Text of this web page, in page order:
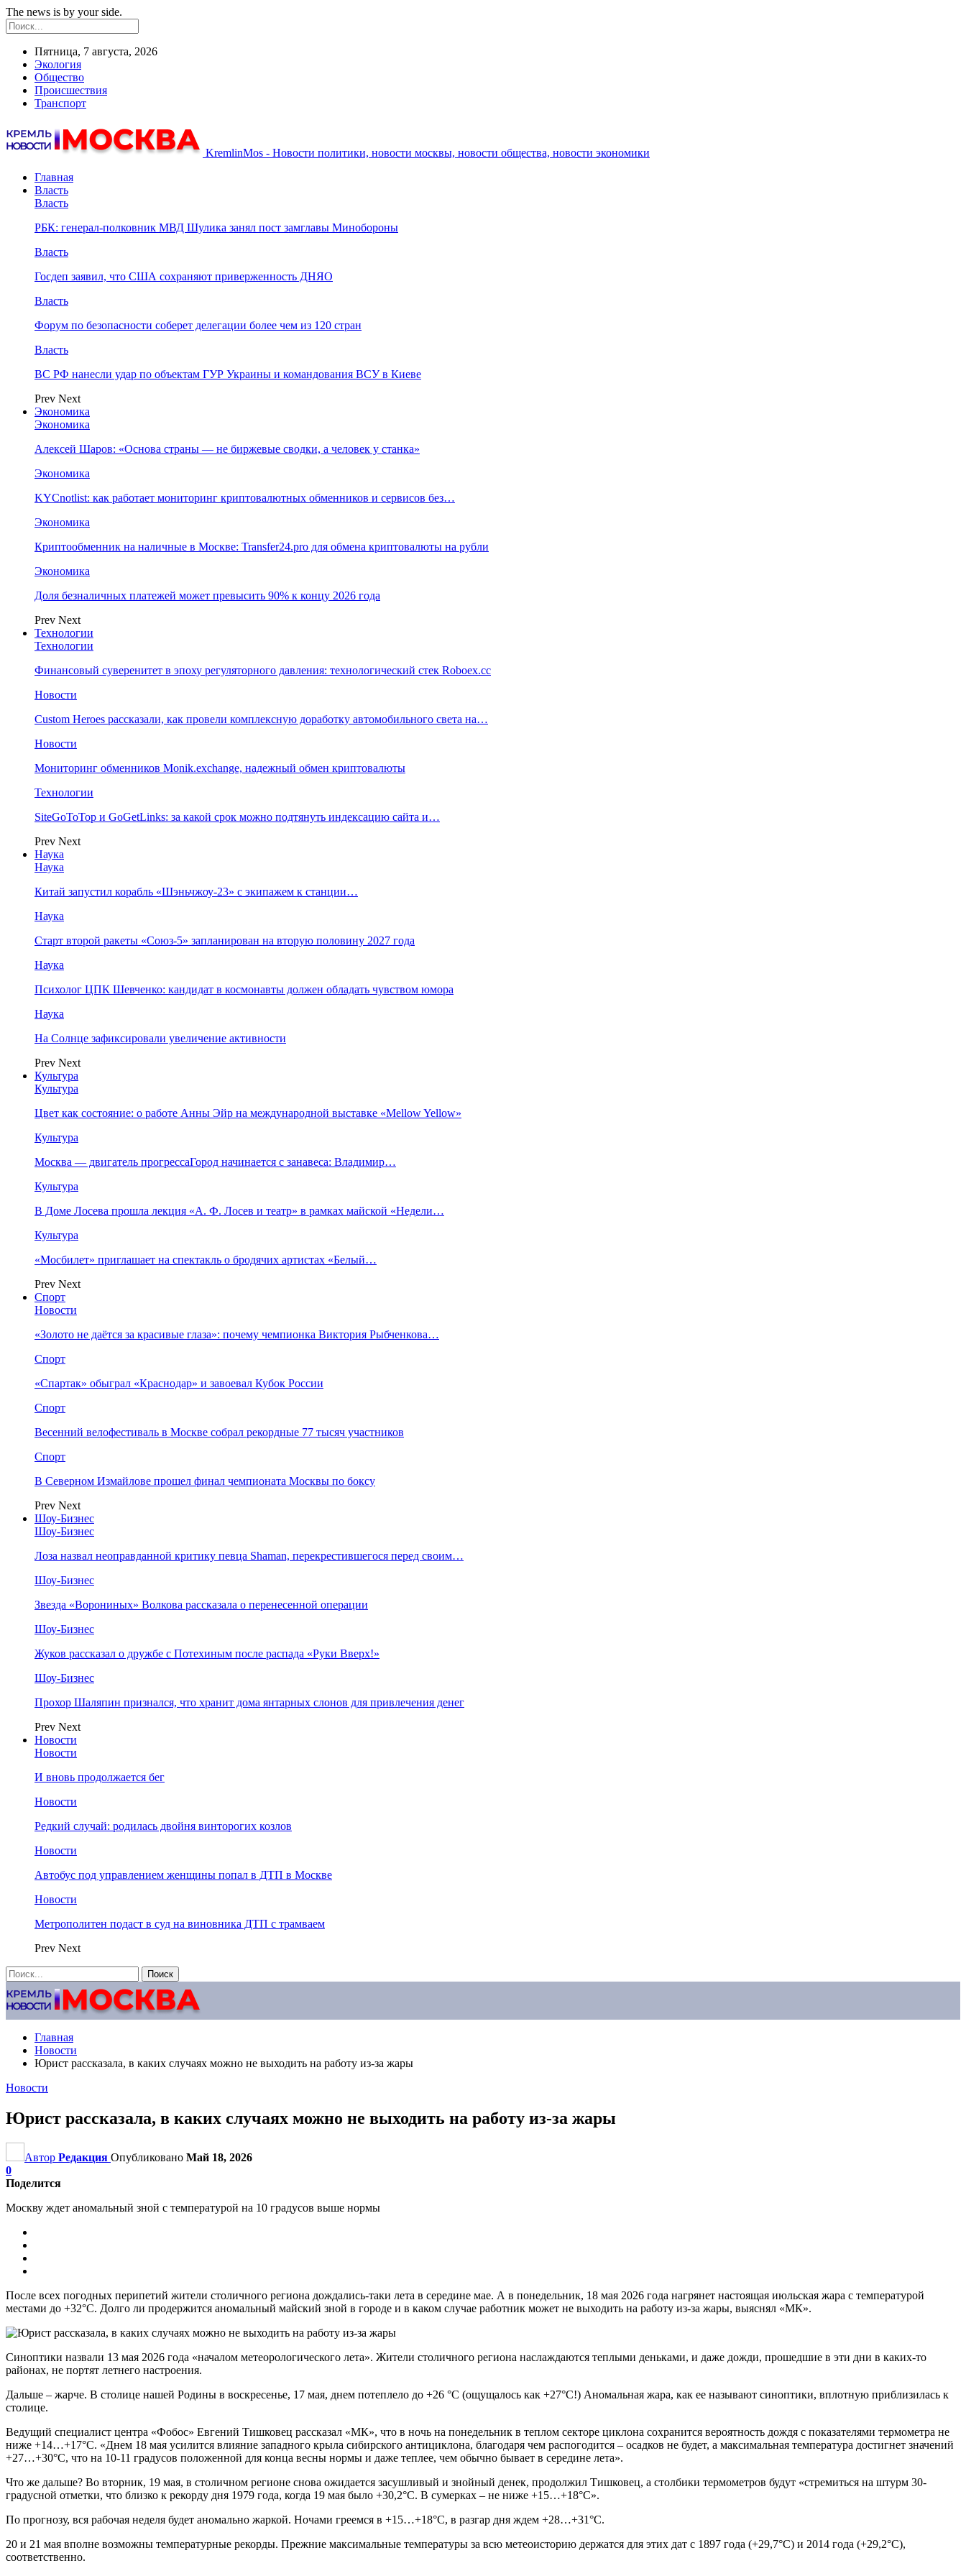
The news is by your side.
Пятница, 7 августа, 2026
Экология
Общество
Происшествия
Транспорт
KremlinMos - Новости политики, новости москвы, новости общества, новости экономики
Главная
Власть
Власть
РБК: генерал-полковник МВД Шулика занял пост замглавы Минобороны
Власть
Госдеп заявил, что США сохраняют приверженность ДНЯО
Власть
Форум по безопасности соберет делегации более чем из 120 стран
Власть
ВС РФ нанесли удар по объектам ГУР Украины и командования ВСУ в Киеве
Prev Next
Экономика
Экономика
Алексей Шаров: «Основа страны — не биржевые сводки, а человек у станка»
Экономика
KYCnotlist: как работает мониторинг криптовалютных обменников и сервисов без…
Экономика
Криптообменник на наличные в Москве: Transfer24.pro для обмена криптовалюты на рубли
Экономика
Доля безналичных платежей может превысить 90% к концу 2026 года
Prev Next
Технологии
Технологии
Финансовый суверенитет в эпоху регуляторного давления: технологический стек Roboex.cc
Новости
Custom Heroes рассказали, как провели комплексную доработку автомобильного света на…
Новости
Мониторинг обменников Monik.exchange, надежный обмен криптовалюты
Технологии
SiteGoToTop и GoGetLinks: за какой срок можно подтянуть индексацию сайта и…
Prev Next
Наука
Наука
Китай запустил корабль «Шэньчжоу-23» с экипажем к станции…
Наука
Старт второй ракеты «Союз-5» запланирован на вторую половину 2027 года
Наука
Психолог ЦПК Шевченко: кандидат в космонавты должен обладать чувством юмора
Наука
На Солнце зафиксировали увеличение активности
Prev Next
Культура
Культура
Цвет как состояние: о работе Анны Эйр на международной выставке «Mellow Yellow»
Культура
Москва — двигатель прогрессаГород начинается с занавеса: Владимир…
Культура
В Доме Лосева прошла лекция «А. Ф. Лосев и театр» в рамках майской «Недели…
Культура
«Мосбилет» приглашает на спектакль о бродячих артистах «Белый…
Prev Next
Спорт
Новости
«Золото не даётся за красивые глаза»: почему чемпионка Виктория Рыбченкова…
Спорт
«Спартак» обыграл «Краснодар» и завоевал Кубок России
Спорт
Весенний велофестиваль в Москве собрал рекордные 77 тысяч участников
Спорт
В Северном Измайлове прошел финал чемпионата Москвы по боксу
Prev Next
Шоу-Бизнес
Шоу-Бизнес
Лоза назвал неоправданной критику певца Shaman, перекрестившегося перед своим…
Шоу-Бизнес
Звезда «Ворониных» Волкова рассказала о перенесенной операции
Шоу-Бизнес
Жуков рассказал о дружбе с Потехиным после распада «Руки Вверх!»
Шоу-Бизнес
Прохор Шаляпин признался, что хранит дома янтарных слонов для привлечения денег
Prev Next
Новости
Новости
И вновь продолжается бег
Новости
Редкий случай: родилась двойня винторогих козлов
Новости
Автобус под управлением женщины попал в ДТП в Москве
Новости
Метрополитен подаст в суд на виновника ДТП с трамваем
Prev Next
Главная
Новости
Юрист рассказала, в каких случаях можно не выходить на работу из-за жары
Новости
Юрист рассказала, в каких случаях можно не выходить на работу из-за жары
Автор Редакция Опубликовано Май 18, 2026
0
Поделится
Москву ждет аномальный зной с температурой на 10 градусов выше нормы
После всех погодных перипетий жители столичного региона дождались-таки лета в середине мае. А в понедельник, 18 мая 2026 года нагрянет настоящая июльская жара с температурой
местами до +32°С. Долго ли продержится аномальный майский зной в городе и в каком случае работник может не выходить на работу из-за жары, выяснял «МК».
Синоптики назвали 13 мая 2026 года «началом метеорологического лета». Жители столичного региона наслаждаются теплыми деньками, и даже дожди, прошедшие в эти дни в каких-то
районах, не портят летнего настроения.
Дальше – жарче. В столице нашей Родины в воскресенье, 17 мая, днем потеплело до +26 °С (ощущалось как +27°С!) Аномальная жара, как ее называют синоптики, вплотную приблизилась к
столице.
Ведущий специалист центра «Фобос» Евгений Тишковец рассказал «МК», что в ночь на понедельник в теплом секторе циклона сохранится вероятность дождя с показателями термометра не
ниже +14…+17°С. «Днем 18 мая усилится влияние западного крыла сибирского антициклона, благодаря чем распогодится – осадков не будет, а максимальная температура достигнет значений
+27…+30°С, что на 10-11 градусов положенной для конца весны нормы и даже теплее, чем обычно бывает в середине лета».
Что же дальше? Во вторник, 19 мая, в столичном регионе снова ожидается засушливый и знойный денек, продолжил Тишковец, а столбики термометров будут «стремиться на штурм 30-
градусной отметки, что близко к рекорду дня 1979 года, когда 19 мая было +30,2°С. В сумерках – не ниже +15…+18°С».
По прогнозу, вся рабочая неделя будет аномально жаркой. Ночами греемся в +15…+18°С, в разгар дня ждем +28…+31°С.
20 и 21 мая вполне возможны температурные рекорды. Прежние максимальные температуры за всю метеоисторию держатся для этих дат с 1897 года (+29,7°С) и 2014 года (+29,2°С),
соответственно.